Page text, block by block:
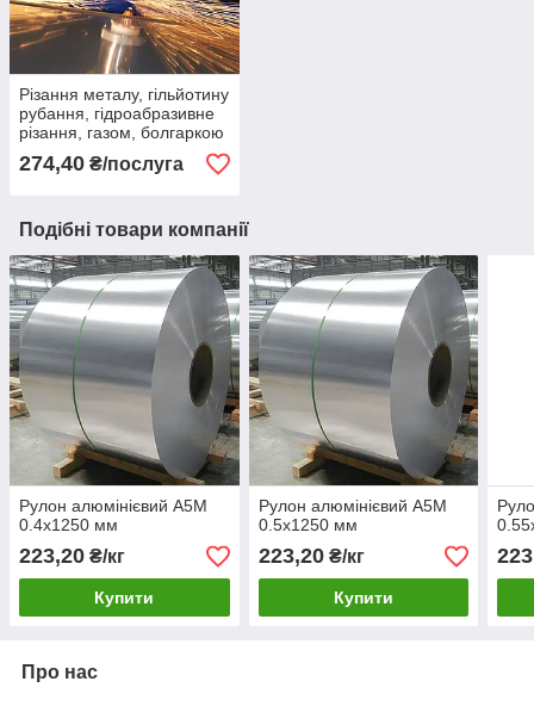
Різання металу, гільйотину
рубання, гідроабразивне
різання, газом, болгаркою
274,40 ₴/послуга
Подібні товари компанії
Рулон алюмінієвий А5М
0.4х1250 мм
223,20 ₴/кг
Купити
Рулон алюмінієвий А5М
0.5х1250 мм
223,20₴/кг
Купити
Про нас